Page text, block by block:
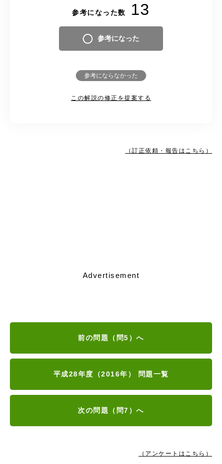
参考になった数 13
参考になった
参考にならなかった
この解説の修正を提案する
（訂正依頼・報告はこちら）
Advertisement
前の問題（問5）へ
平成28年度（2016年） 問題一覧
次の問題（問7）へ
（アンケートはこちら）